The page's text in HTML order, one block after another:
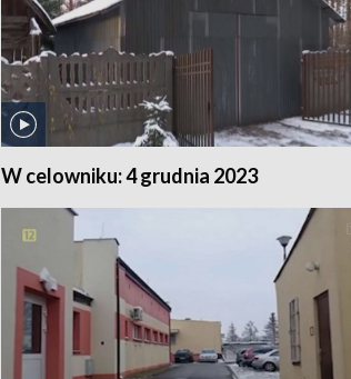
W celowniku: 4 grudnia 2023